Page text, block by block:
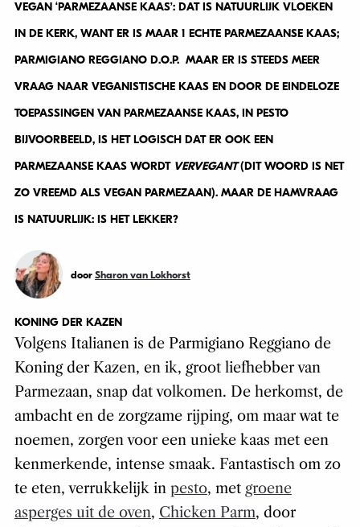
VEGAN ‘PARMEZAANSE KAAS’: DAT IS NATUURLIJK VLOEKEN
IN DE KERK, WANT ER IS MAAR 1 ECHTE PARMEZAANSE KAAS;
PARMIGIANO REGGIANO D.O.P. MAAR ER IS STEEDS MEER
VRAAG NAAR VEGANISTISCHE KAAS EN DOOR DE EINDELOZE
TOEPASSINGEN VAN PARMEZAANSE KAAS, IN PESTO
BIJVOORBEELD, IS HET LOGISCH DAT ER OOK EEN
PARMEZAANSE KAAS WORDT VERVEGANT(DIT WOORD IS NET
ZO VREEMD ALS VEGAN PARMEZAAN). MAAR DE HAMVRAAG
IS NATUURLIJK: IS HET LEKKER?
door Sharon van Lokhorst
KONING DER KAZEN
Volgens Italianen is de Parmigiano Reggiano de
Koning der Kazen, en ik, groot liefhebber van
Parmezaan, snap dat volkomen. De herkomst, de
ambacht en de zorgzame rijping, om maar wat te
noemen, zorgen voor een unieke kaas met een
kenmerkende, intense smaak. Fantastisch om zo
te eten, verrukkelijk in pesto, met groene
asperges uit de oven, Chicken Parm, door